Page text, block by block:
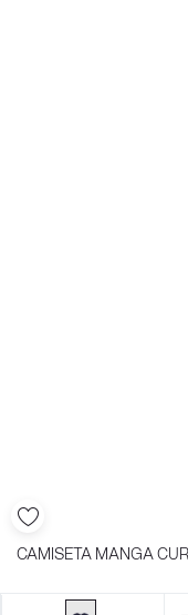
CAMISETA MANGA